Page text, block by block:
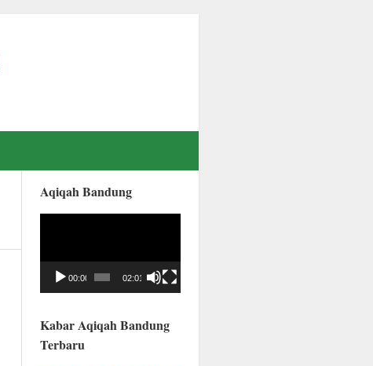
Aqiqah Bandung
00:00 02:01
Kabar Aqiqah Bandung
Terbaru